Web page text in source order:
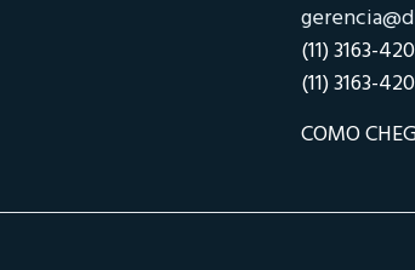
(11) 3163-
(11) 3163-
COMO